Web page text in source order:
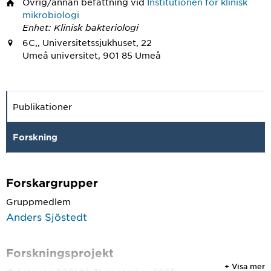
mikrobiologi
Enhet: Klinisk bakteriologi
6C,, Universitetssjukhuset, 22
Umeå universitet, 901 85 Umeå
Publikationer
Forskning
Forskargrupper
Gruppmedlem
Anders Sjöstedt
Forskningsprojekt
+ Visa mer